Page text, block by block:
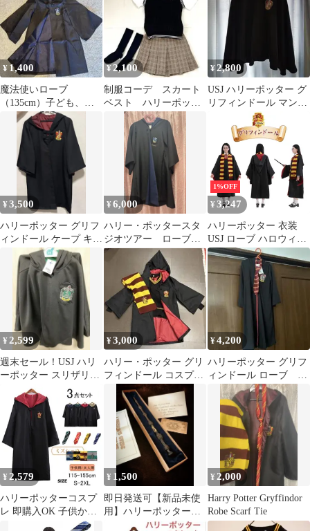
¥ 1,400
魔法使いローブ
（135cm）子ども、コ
スプレ、ローブ、
USJ、ハリーポッター
¥2,100
制服コーデ スカート
ベスト ハリーポッタ
ー ハロウィン
120cm コスプレ
¥2,800
USJ ハリーポッター グ
リフィンドール マント
¥3,500
ハリーポッター グリフ
ィンドール ケープ キッ
ズコスプレ ネクタイ付
¥6,000
ハリー・ポッタースタ
ジオツアー ローブ
レイブンクロー ※名
1%OFF
¥ 3,247
ハリーポッター 衣装
USJ ローブ ハロウィン
コスプレ セット ハリポ
タ 男女共用 S M L サイ
ズ 仮装 大人 魔法の杖
ホグワーツ グリフィン
ドール ハーマイオニー
¥2,599
週末セール！USJ ハリ
ーポッター スリザリン
ケープ キッズ 110
¥3,000
ハリー・ポッター グリ
フィンドール コスプレ
衣装 子ども用
¥4,200
ハリーポッター グリフ
ィンドール ローブ ネ
クタイ 2点セット H
＆M タグ付
¥ 2,579
ハリーポッターコスプ
レ 即購入OK 子供から
大人まで 3点セット コ
¥ 1,500
即日発送可【新品未使
用】ハリーポッター
ダンブルドア ニワト
¥2,000
Harry Potter Gryffindor
Robe Scarf Tie